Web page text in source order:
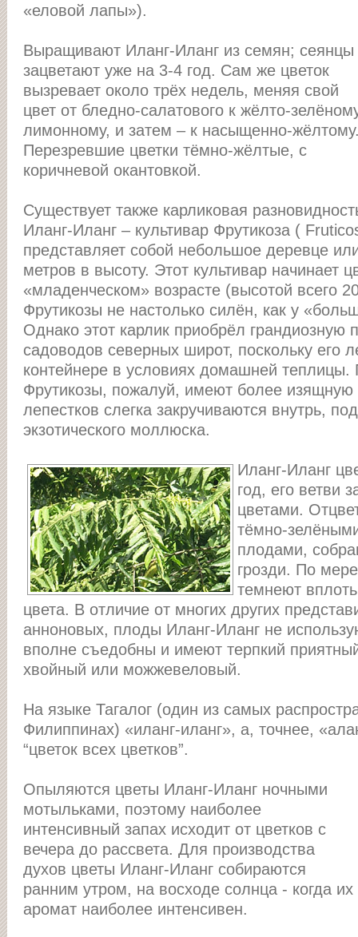
«еловой лапы»).
Выращивают Иланг-Иланг из семян; сеянцы
зацветают уже на 3-4 год. Cам же цветок
вызревает около трёх недель, меняя свой
цвет от бледно-салатового к жёлто-
лимонному, и затем – к насыщенно-
Перезревшие цветки тёмно-жёлтые, с
коричневой окантовкой.
Существует также карликовая
Иланг-Иланг – культивар Фрутикоза (
представляет собой небольшое деревце
метров в высоту. Этот культивар начинает
«младенческом» возрасте (высотой всего
Фрутикозы не настолько силён, как у
Однако этот карлик приобрёл грандиозную
садоводов северных широт, поскольку его
контейнере в условиях домашней теплицы.
Фрутикозы, пожалуй, имеют более изящную
лепестков слегка закручиваются внутрь,
экзотического моллюска.
Иланг-Иланг
год, его ветви
цветами.
тёмно-
плодами,
грозди. По
темнеют
цвета. В отличие от многих других
анноновых, плоды Иланг-Иланг не
вполне съедобны и имеют терпкий
хвойный или можжевеловый.
На языке Тагалог (один из самых
Филиппинах) «иланг-иланг», а, точнее,
“цветок всеx цветков”.
Опыляются цветы Иланг-Иланг ночными
мотыльками, поэтому наиболее
интенсивный запах исходит от цветков с
вечера до рассвета. Для производства
духов цветы Иланг-Иланг собираются
ранним утром, на восходе солнца - когда их
аромат наиболее интенсивен.